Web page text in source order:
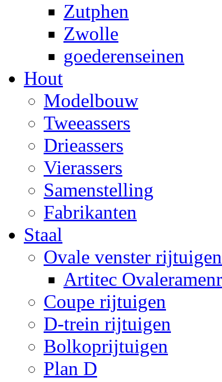
Zutphen
Zwolle
goederenseinen
Hout
Modelbouw
Tweeassers
Drieassers
Vierassers
Samenstelling
Fabrikanten
Staal
Ovale venster rijtuigen
Artitec
Coupe rijtuigen
D-trein rijtuigen
Bolkoprijtuigen
Plan D